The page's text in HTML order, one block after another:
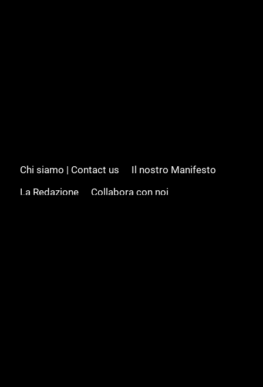
Chi siamo | Contact us
Il nostro Manifesto
La Redazione
Collabora con noi